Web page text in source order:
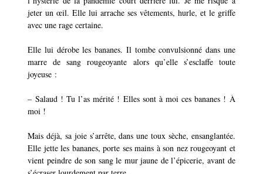
jeter un œil. Elle lui arrache ses vêtements, hurle, et le griffe
avec une rage certaine.
Elle lui dérobe les bananes. Il tombe convulsionné dans une
marre de sang rougeoyante alors qu’elle s’esclaffe toute
joyeuse :
– Salaud ! Tu l’as mérité ! Elles sont à moi ces bananes ! À
moi !
Mais déjà, sa joie s’arrête, dans une toux sèche, ensanglantée.
Elle jette les bananes, porte ses mains à son nez rougeoyant et
vient peindre de son sang le mur jaune de l’épicerie, avant de